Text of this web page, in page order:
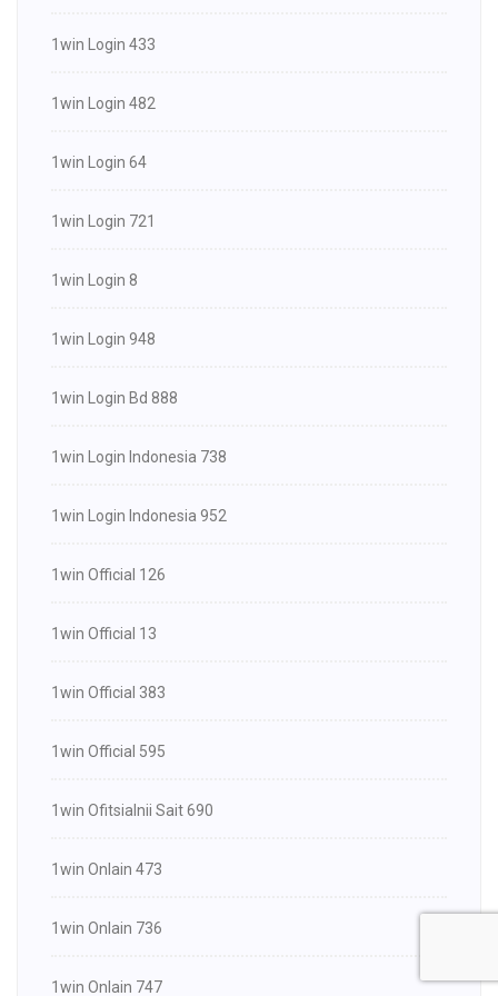
1win Login 433
1win Login 482
1win Login 64
1win Login 721
1win Login 8
1win Login 948
1win Login Bd 888
1win Login Indonesia 738
1win Login Indonesia 952
1win Official 126
1win Official 13
1win Official 383
1win Official 595
1win Ofitsialnii Sait 690
1win Onlain 473
1win Onlain 736
1win Onlain 747